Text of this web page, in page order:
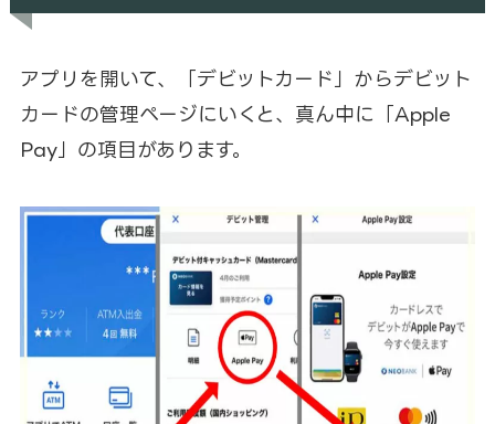
アプリを開いて、「デビットカード」からデビット
カードの管理ページにいくと、真ん中に「Apple
Pay」の項目があります。